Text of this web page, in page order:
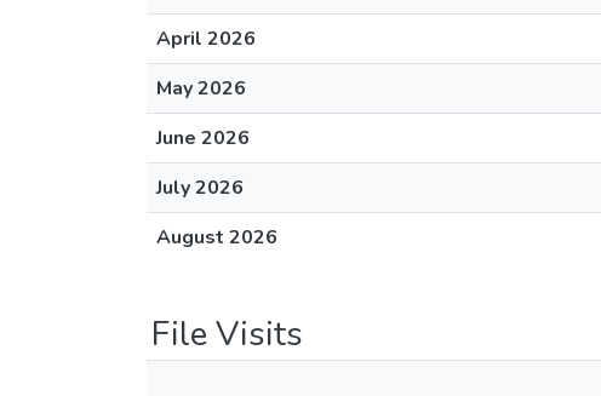
April 2026
May 2026
June 2026
July 2026
August 2026
File Visits